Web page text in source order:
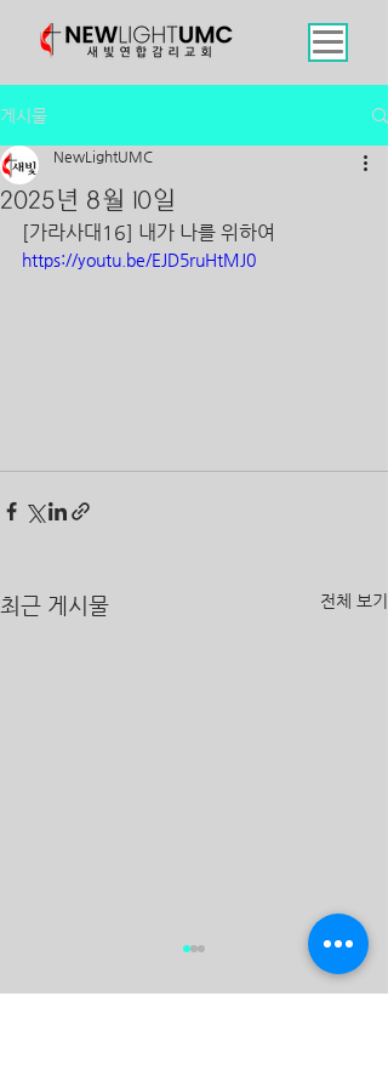
게시물
2025년 8월 10일
NewLightUMC
[가라사대16] 내가 나를 위하여
https://youtu.be/EJD5ruHtMJ0
최근 게시물 전체 보기